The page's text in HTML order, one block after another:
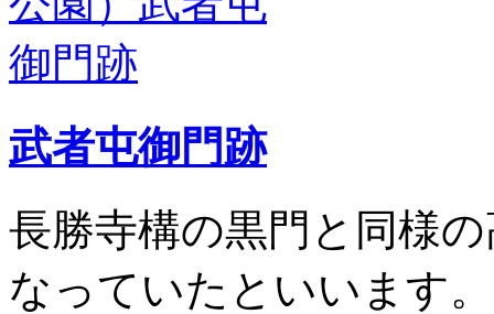
武者屯御門跡
長勝寺構の黒門と同様
なっていたといいます。